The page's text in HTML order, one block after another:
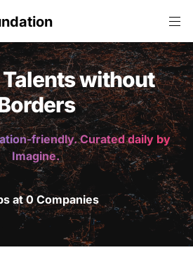
without
friendly. Curated daily by
Imagine.
at 0 Companies